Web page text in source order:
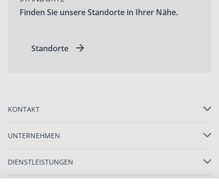
Finden Sie unsere Standorte in Ihrer Nähe.
Standorte
KONTAKT
UNTERNEHMEN
DIENSTLEISTUNGEN